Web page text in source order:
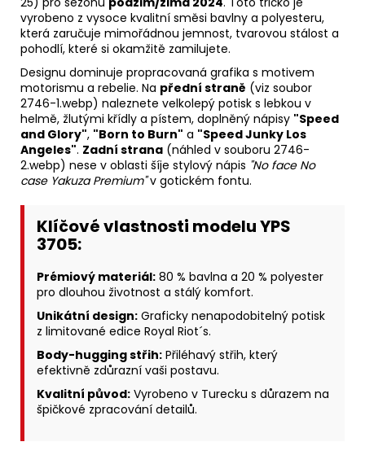
vyrobeno z vysoce kvalitní směsi bavlny a polyesteru,
která zaručuje mimořádnou jemnost, tvarovou stálost a
pohodlí, které si okamžitě zamilujete.
Designu dominuje propracovaná grafika s motivem
motorismu a rebelie. Na přední straně (viz soubor
2746-1.webp) naleznete velkolepý potisk s lebkou v
helmě, žlutými křídly a pístem, doplněný nápisy "Speed
and Glory", "Born to Burn" a "Speed Junky Los
Angeles". Zadní strana (náhled v souboru 2746-
2.webp) nese v oblasti šíje stylový nápis "No face No
case Yakuza Premium"v gotickém fontu.
Klíčové vlastnosti modelu YPS
3705:
Prémiový materiál: 80 % bavlna a 20 % polyester
pro dlouhou životnost a stálý komfort.
Unikátní design: Graficky nenapodobitelný potisk
z limitované edice Royal Riot´s.
Body-hugging střih: Přiléhavý střih, který
efektivně zdůrazní vaši postavu.
Kvalitní původ: Vyrobeno v Turecku s důrazem na
špičkové zpracování detailů.